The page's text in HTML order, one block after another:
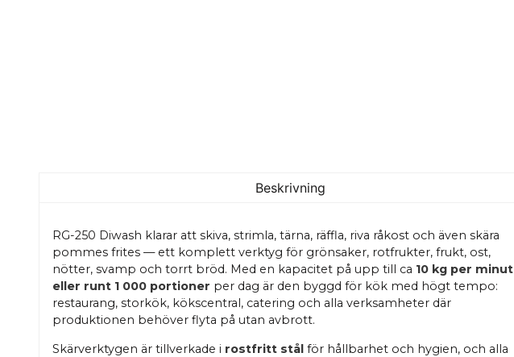
Beskrivning
RG-250 Diwash klarar att skiva, strimla, tärna, räffla, riva råkost och även skära
pommes frites — ett komplett verktyg för grönsaker, rotfrukter, frukt, ost,
nötter, svamp och torrt bröd. Med en kapacitet på upp till ca 10 kg per minut
eller runt 1 000 portioner per dag är den byggd för kök med högt tempo:
restaurang, storkök, kökscentral, catering och alla verksamheter där
produktionen behöver flyta på utan avbrott.
Skärverktygen är tillverkade i rostfritt stål för hållbarhet och hygien, och alla